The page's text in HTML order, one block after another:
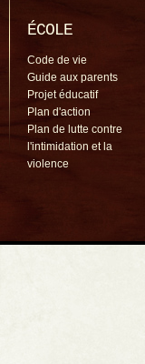
ÉCOLE
Code de vie
Guide aux parents
Projet éducatif
Plan d'action
Plan de lutte contre
l'intimidation et la
violence